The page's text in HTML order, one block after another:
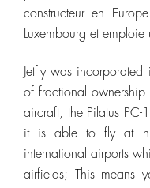
constructeur en
Luxembourg et
Jetfly was
of fractional ownership
aircraft, the Pilatus
it is able to fly at
international airports
airfields; This means